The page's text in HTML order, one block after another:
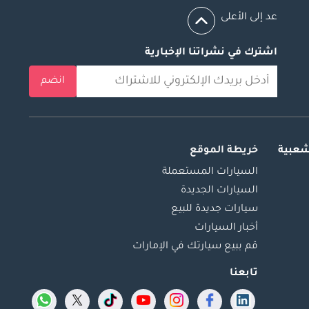
عد إلى الأعلى
اشترك في نشراتنا الإخبارية
انضم
خريطة الموقع
السيارات المستعملة
السيارات الجديدة
سيارات جديدة للبيع
أخبار السيارات
قم ببيع سيارتك في الإمارات
تابعنا